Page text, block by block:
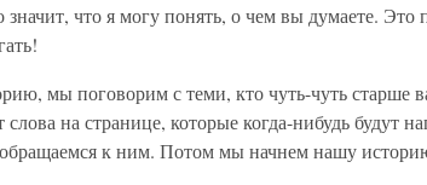
что я могу понять, о чем вы думаете. Это
мы поговорим с теми, кто чуть-чуть старше
слова на странице, которые когда-нибудь будут
к ним. Потом мы начнем нашу